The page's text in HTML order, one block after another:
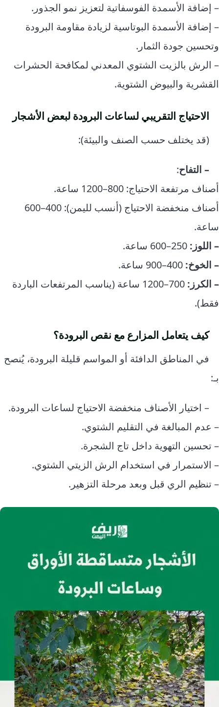
– إضافة الأسمدة الفوسفاتية لتعزيز نمو الجذور.
– إضافة الأسمدة البوتاسية لزيادة مقاومة البرودة
وتحسين جودة الثمار.
– الرش بالزيت الشتوي المعدني لمكافحة الحشرات
القشرية والبيوض الشتوية.
الاحتياج التقريبي لساعات البرودة لبعض الأشجار
(قد يختلف حسب الصنف والبيئة):
– التفاح:
أصناف مرتفعة الاحتياج: 800–1200 ساعة.
أصناف منخفضة الاحتياج (أنسب لليمن): 400–600
ساعة.
– اللوز:
– الخوخ:
– الكرز:
700–1200 ساعة (يناسب المرتفعات الباردة
فقط).
كيف يتعامل المزارع مع نقص البرودة؟
في المناطق الدافئة أو المواسم قليلة البرودة، يُنصح
بـ:
– اختيار الأصناف منخفضة الاحتياج لساعات البرودة.
– عدم المبالغة في التقليم الشتوي.
– تحسين التهوية داخل تاج الشجرة.
– الاستمرار في استخدام الرش الزيتي الشتوي.
– تنظيم الري قبل وبعد مرحلة التزهير.